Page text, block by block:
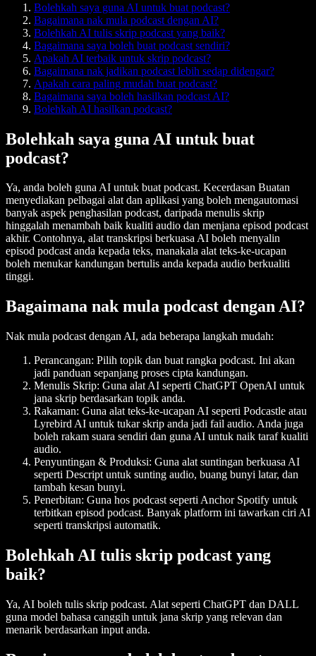
Bolehkah saya guna AI untuk buat podcast?
Bagaimana nak mula podcast dengan AI?
Bolehkah AI tulis skrip podcast yang baik?
Bagaimana saya boleh buat podcast sendiri?
Apakah AI terbaik untuk skrip podcast?
Bagaimana nak jadikan podcast lebih sedap didengar?
Apakah cara paling mudah buat podcast?
Bagaimana saya boleh hasilkan podcast AI?
Bolehkah AI hasilkan podcast?
Bolehkah saya guna AI untuk buat
podcast?
Ya, anda boleh guna AI untuk buat podcast. Kecerdasan Buatan
menyediakan pelbagai alat dan aplikasi yang boleh mengautomasi
banyak aspek penghasilan podcast, daripada menulis skrip
hinggalah menambah baik kualiti audio dan menjana episod podcast
akhir. Contohnya, alat transkripsi berkuasa AI boleh menyalin
episod podcast anda kepada teks, manakala alat teks-ke-ucapan
boleh menukar kandungan bertulis anda kepada audio berkualiti
tinggi.
Bagaimana nak mula podcast dengan AI?
Nak mula podcast dengan AI, ada beberapa langkah mudah:
Perancangan: Pilih topik dan buat rangka podcast. Ini akan
jadi panduan sepanjang proses cipta kandungan.
Menulis Skrip: Guna alat AI seperti ChatGPT OpenAI untuk
jana skrip berdasarkan topik anda.
Rakaman: Guna alat teks-ke-ucapan AI seperti Podcastle atau
Lyrebird AI untuk tukar skrip anda jadi fail audio. Anda juga
boleh rakam suara sendiri dan guna AI untuk naik taraf kualiti
audio.
Penyuntingan & Produksi: Guna alat suntingan berkuasa AI
seperti Descript untuk sunting audio, buang bunyi latar, dan
tambah kesan bunyi.
Penerbitan: Guna hos podcast seperti Anchor Spotify untuk
terbitkan episod podcast. Banyak platform ini tawarkan ciri AI
seperti transkripsi automatik.
Bolehkah AI tulis skrip podcast yang
baik?
Ya, AI boleh tulis skrip podcast. Alat seperti ChatGPT dan DALL
guna model bahasa canggih untuk jana skrip yang relevan dan
menarik berdasarkan input anda.